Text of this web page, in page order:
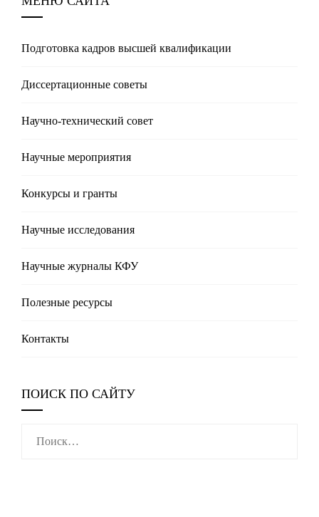
Подготовка кадров высшей квалификации
Диссертационные советы
Научно-технический совет
Научные мероприятия
Конкурсы и гранты
Научные исследования
Научные журналы КФУ
Полезные реcурсы
Контакты
ПОИСК ПО САЙТУ